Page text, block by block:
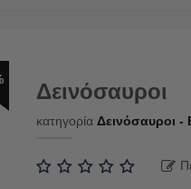
Δεινόσαυροι
κατηγορία Δεινόσαυροι -